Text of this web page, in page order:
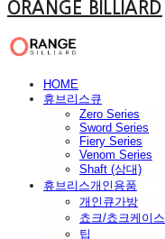
ORANGE BILLIARD
HOME
휴브리스큐
Zero Series
Sword Series
Fiery Series
Venom Series
Shaft (상대)
휴브리스개인용품
개인큐가방
쵸크/쵸크케이스
팁